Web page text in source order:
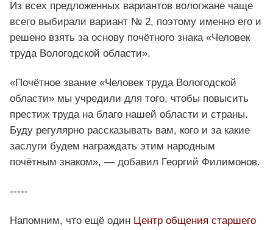
Из всех предложенных вариантов вологжане чаще
всего выбирали вариант № 2, поэтому именно его и
решено взять за основу почётного знака «Человек
труда Вологодской области».
«Почётное звание «Человек труда Вологодской
области» мы учредили для того, чтобы повысить
престиж труда на благо нашей области и страны.
Буду регулярно рассказывать вам, кого и за какие
заслуги будем награждать этим народным
почётным знаком», — добавил Георгий Филимонов.
-----
Напомним, что ещё один Центр общения старшего